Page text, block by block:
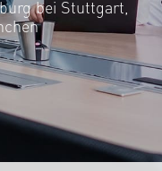
bei Stuttgart,